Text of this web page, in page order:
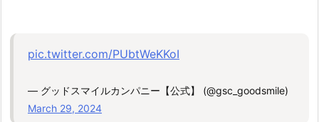
pic.twitter.com/PUbtWeKKoI
— グッドスマイルカンパニー【公式】 (@gsc_goodsmile)
March 29, 2024